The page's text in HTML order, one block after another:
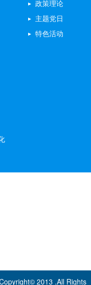
政策理论
主题党日
特色活动
2013 .All Rights